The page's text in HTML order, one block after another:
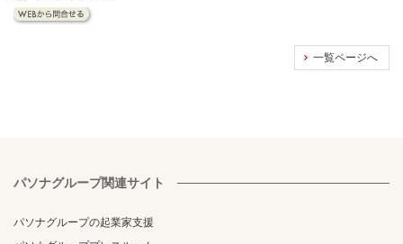
一覧ページへ
パソナグループ関連サイト
パソナグループの起業家支援